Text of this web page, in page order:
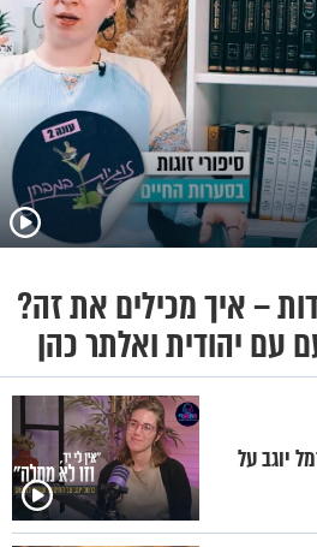
– איך מכילים את זה?
עם יהודית ואלתר כהן
יוגב על